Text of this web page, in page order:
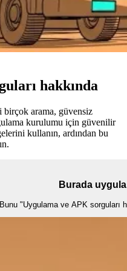
hakkında
birçok arama, güvensiz
kurulumu için güvenilir
kullanın, ardından bu
Burada
Bunu "Uygulama ve APK sorguları